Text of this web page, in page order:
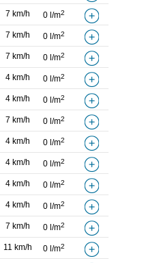
7 km/h 0 l/m2
7 km/h 0 l/m2
7 km/h 0 l/m2
4 km/h 0 l/m2
4 km/h 0 l/m2
7 km/h 0 l/m2
4 km/h 0 l/m2
4 km/h 0 l/m2
4 km/h 0 l/m2
4 km/h 0 l/m2
7 km/h 0 l/m2
11 km/h 0 l/m2